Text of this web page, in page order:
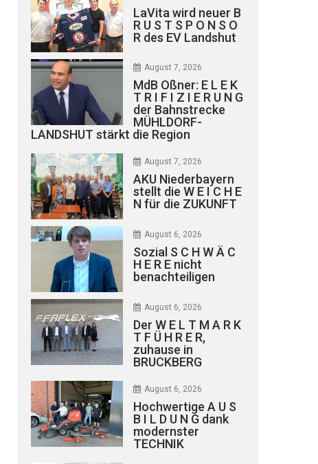
LaVita wird neuer B
R U S T S P O N S O
R des EV Landshut
August 7, 2026
MdB Oßner: E L E K
T R I F I Z I E R U N G
der Bahnstrecke
MÜHLDORF-
LANDSHUT stärkt die Region
August 7, 2026
AKU Niederbayern
stellt die W E I C H E
N für die ZUKUNFT
August 6, 2026
Sozial S C H W Ä C
H E R E nicht
benachteiligen
August 6, 2026
Der W E L T M A R K
T F Ü H R E R,
zuhause in
BRUCKBERG
August 6, 2026
Hochwertige A U S
B I L D U N G dank
modernster
TECHNIK